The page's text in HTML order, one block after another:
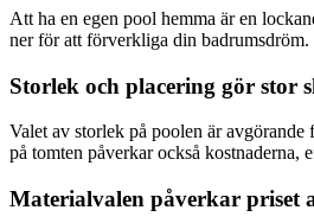
Att ha en egen pool hemma är en
ner för att förverkliga din badrumsdröm.
Storlek och placering gör stor
Valet av storlek på poolen är
på tomten påverkar också kostnaderna,
Materialvalen påverkar priset